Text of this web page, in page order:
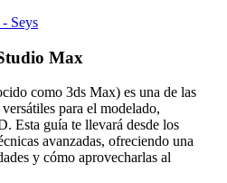
Max
como 3ds Max) es una de las
para el modelado,
Esta guía te llevará desde los
avanzadas, ofreciendo una
y cómo aprovecharlas al